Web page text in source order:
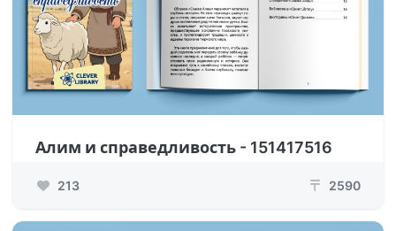
Алим и справедливость - 151417516
213 ₸ 2590